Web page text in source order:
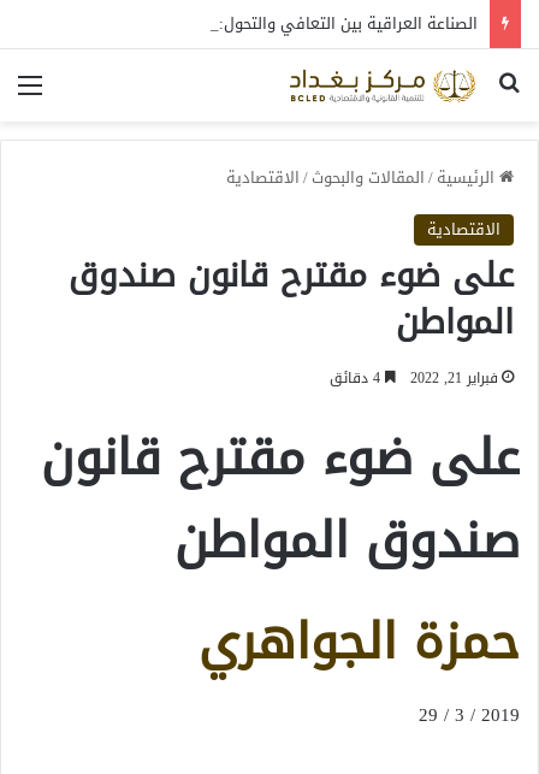
بحث عن
الرئيسية/المقالات والبحوث/الاقتصادية
الاقتصادية
على ضوء مقترح قانون صندوق
المواطن
فبراير 21, 2022
على ضوء مقترح قانون
صندوق المواطن
حمزة الجواهري
2019 / 3 / 29